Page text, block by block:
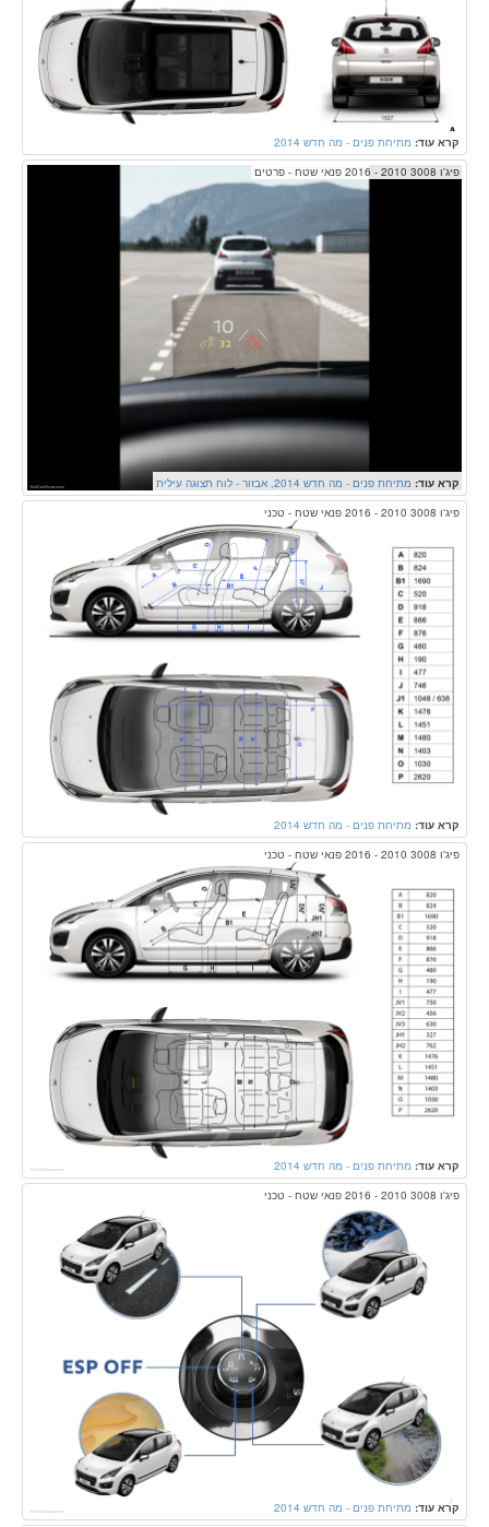
קרא עוד: מתיחת פנים - מה חדש 2014
פיג'ו 3008 2010 - 2016 פנאי שטח - פרטים
קרא עוד: מתיחת פנים - מה חדש 2014
אבזור - לוח תצוגה עילית
פיג'ו 3008 2010 - 2016 פנאי שטח - טכני
קרא עוד: מתיחת פנים - מה חדש 2014
פיג'ו 3008 2010 - 2016 פנאי שטח - טכני
קרא עוד: מתיחת פנים - מה חדש 2014
פיג'ו 3008 2010 - 2016 פנאי שטח - טכני
קרא עוד: מתיחת פנים - מה חדש 2014